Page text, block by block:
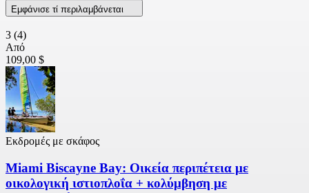
Εμφάνισε τί περιλαμβάνεται
3 (4)
Από
109,00 $
Εκδρομές με σκάφος
Miami Biscayne Bay: Οικεία περιπέτεια με
οικολογική ιστιοπλοΐα + κολύμβηση με